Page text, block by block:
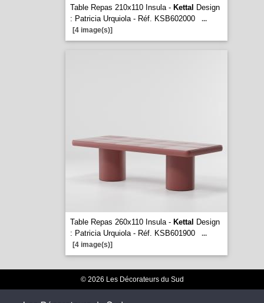
Table Repas 210x110 Insula - Kettal Design
: Patricia Urquiola - Réf. KSB602000
...
[4 image(s)]
Table Repas 260x110 Insula - Kettal Design
: Patricia Urquiola - Réf. KSB601900
...
[4 image(s)]
© 2026 Les Décorateurs du Sud